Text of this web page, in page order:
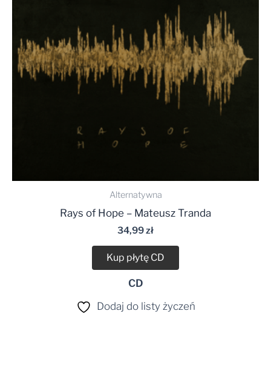
Alternatywna
Rays of Hope – Mateusz Tranda
34,99zł
Kup płytę CD
CD
Dodaj do listy życzeń